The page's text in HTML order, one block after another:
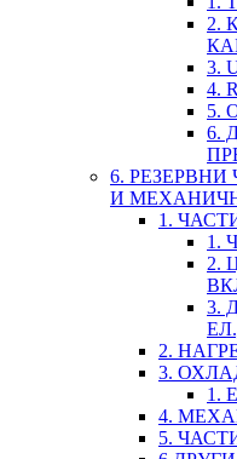
2.
3.
4.
5.
6.
6.
И
1.
1.
2.
3.
2.
3.
1.
4.
5.